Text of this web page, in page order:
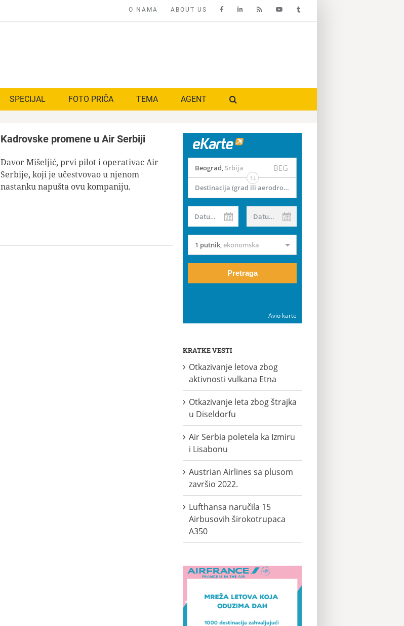
O NAMA ABOUT US
SPECIJAL FOTO PRIČA TEMA AGENT
Kadrovske promene u Air Serbiji
Davor Mišeljić, prvi pilot i operativac Air
Serbije, koji je učestvovao u njenom
nastanku napušta ovu kompaniju.
Beograd, Srbija BEG
Destinacija (grad ili aerodrom)
Datum od Datum do
1 putnik,ekonomska
Pretraga
Avio karte
KRATKE VESTI
Otkazivanje letova zbog
aktivnosti vulkana Etna
Otkazivanje leta zbog štrajka
u Diseldorfu
Air Serbia poletela ka Izmiru
i Lisabonu
Austrian Airlines sa plusom
završio 2022.
Lufthansa naručila 15
Airbusovih širokotrupaca
A350